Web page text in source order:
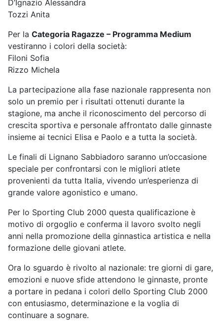
D’Ignazio Alessandra
Tozzi Anita
Per la Categoria Ragazze – Programma Medium
vestiranno i colori della società:
Filoni Sofia
Rizzo Michela
La partecipazione alla fase nazionale rappresenta non
solo un premio per i risultati ottenuti durante la
stagione, ma anche il riconoscimento del percorso di
crescita sportiva e personale affrontato dalle ginnaste
insieme ai tecnici Elisa e Paolo e a tutta la società.
Le finali di Lignano Sabbiadoro saranno un’occasione
speciale per confrontarsi con le migliori atlete
provenienti da tutta Italia, vivendo un’esperienza di
grande valore agonistico e umano.
Per lo Sporting Club 2000 questa qualificazione è
motivo di orgoglio e conferma il lavoro svolto negli
anni nella promozione della ginnastica artistica e nella
formazione delle giovani atlete.
Ora lo sguardo è rivolto al nazionale: tre giorni di gare,
emozioni e nuove sfide attendono le ginnaste, pronte
a portare in pedana i colori dello Sporting Club 2000
con entusiasmo, determinazione e la voglia di
continuare a sognare.